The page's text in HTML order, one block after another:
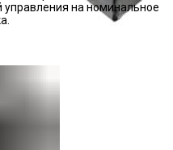
управления на номинальное